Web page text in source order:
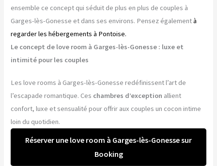
ensemble ce concept qui séduit de plus en plus de couples à
Garges-lès-Gonesse et dans ses environs. Pensez égalementà
regarder les hébergements à Pontoise.
Le concept de love room à Garges-lès-Gonesse : luxe et
intimité pour les couples
Les love rooms à Garges-lès-Gonesse redéfinissent l’art de
l’escapade romantique. Ces chambres d’exception allient
confort, luxe et sensualité pour offrir aux couples un cocon intime
loin du quotidien.
Réserver une love room à Garges-lès-Gonesse sur
Booking